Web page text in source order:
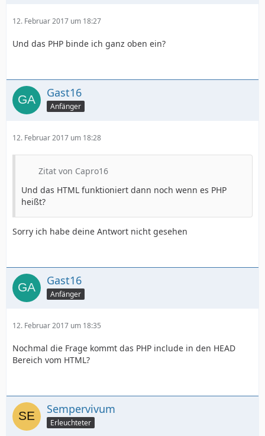
12. Februar 2017 um 18:27
Und das PHP binde ich ganz oben ein?
Gast16
Anfänger
12. Februar 2017 um 18:28
Zitat von Capro16
Und das HTML funktioniert dann noch wenn es PHP
heißt?
Sorry ich habe deine Antwort nicht gesehen
Gast16
Anfänger
12. Februar 2017 um 18:35
Nochmal die Frage kommt das PHP include in den HEAD
Bereich vom HTML?
Sempervivum
Erleuchteter